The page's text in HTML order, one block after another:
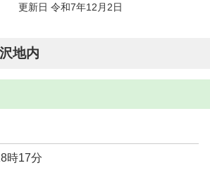
更新日 令和7年12月2日
地内
時17分